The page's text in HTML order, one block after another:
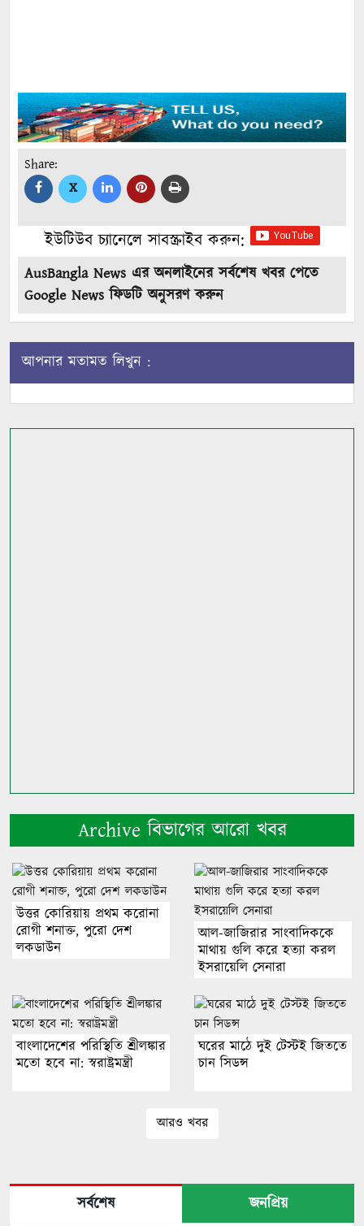
Share:
X
ইউটিউব চ্যানেলে সাবস্ক্রাইব করুন:
AusBangla News এর অনলাইনের সর্বশেষ খবর পেতে
Google News ফিডটি অনুসরণ করুন
আপনার মতামত লিখুন :
Archive বিভাগের আরো খবর
উত্তর কোরিয়ায় প্রথম করোনা
রোগী শনাক্ত, পুরো দেশ
লকডাউন
আল-জাজিরার সাংবাদিককে
মাথায় গুলি করে হত্যা করল
ইসরায়েলি সেনারা
বাংলাদেশের পরিস্থিতি শ্রীলঙ্কার
মতো হবে না: স্বরাষ্ট্রমন্ত্রী
ঘরের মাঠে দুই টেস্টই জিততে
চান সিডন্স
আরও খবর
সর্বশেষ
জনপ্রিয়